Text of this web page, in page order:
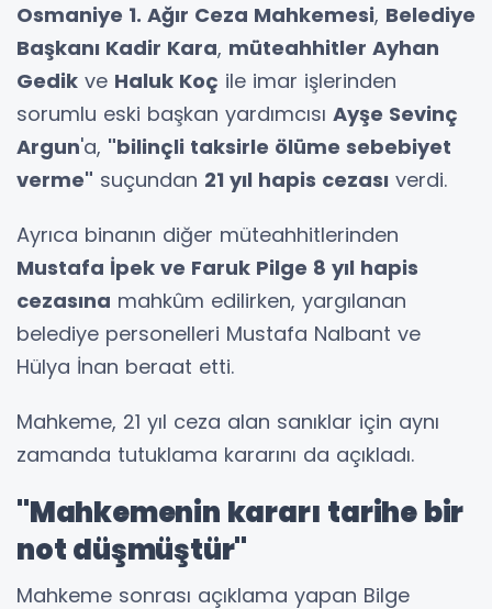
Osmaniye 1. Ağır Ceza Mahkemesi, Belediye
Başkanı Kadir Kara, müteahhitler Ayhan
Gedik ve Haluk Koç ile imar işlerinden
sorumlu eski başkan yardımcısı Ayşe Sevinç
Argun'a, "bilinçli taksirle ölüme sebebiyet
verme" suçundan 21 yıl hapis cezası verdi.
Ayrıca binanın diğer müteahhitlerinden
Mustafa İpek ve Faruk Pilge 8 yıl hapis
cezasına mahkûm edilirken, yargılanan
belediye personelleri Mustafa Nalbant ve
Hülya İnan beraat etti.
Mahkeme, 21 yıl ceza alan sanıklar için aynı
zamanda tutuklama kararını da açıkladı.
"Mahkemenin kararı tarihe bir
not düşmüştür"
Mahkeme sonrası açıklama yapan Bilge